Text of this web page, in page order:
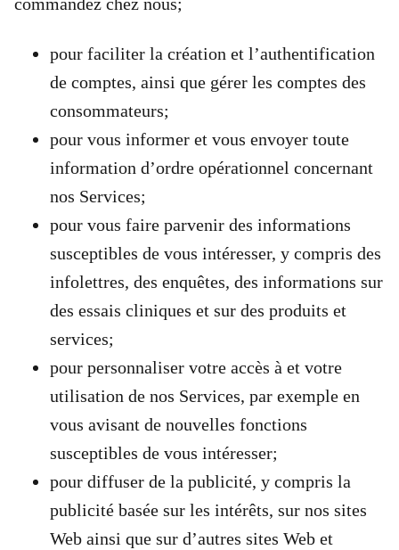
pour faciliter la création et l’authentification
de comptes, ainsi que gérer les comptes des
consommateurs;
pour vous informer et vous envoyer toute
information d’ordre opérationnel concernant
nos Services;
pour vous faire parvenir des informations
susceptibles de vous intéresser, y compris des
infolettres, des enquêtes, des informations sur
des essais cliniques et sur des produits et
services;
pour personnaliser votre accès à et votre
utilisation de nos Services, par exemple en
vous avisant de nouvelles fonctions
susceptibles de vous intéresser;
pour diffuser de la publicité, y compris la
publicité basée sur les intérêts, sur nos sites
Web ainsi que sur d’autres sites Web et